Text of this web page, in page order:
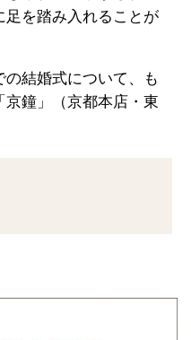
を踏み入れることが
結婚式について、も
京鐘」（京都本店 ・ 東